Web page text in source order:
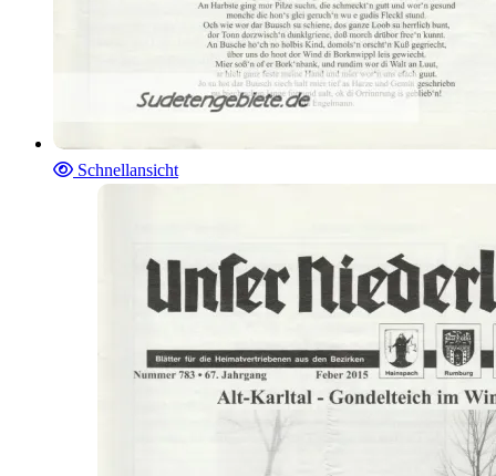
Schnellansicht